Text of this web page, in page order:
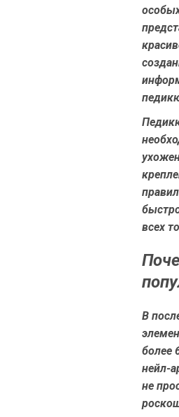
всех
В
более
нейл-
не